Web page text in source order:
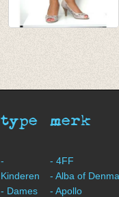
type
-
Kinderen
- Dames
merk
- 4FF
- Alba of
- Apollo